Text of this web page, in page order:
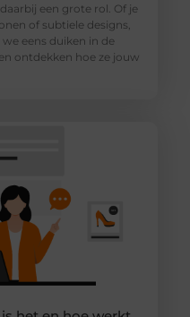
een grote rol. Of je
of subtiele designs,
eens duiken in de
ontdekken hoe ze jouw